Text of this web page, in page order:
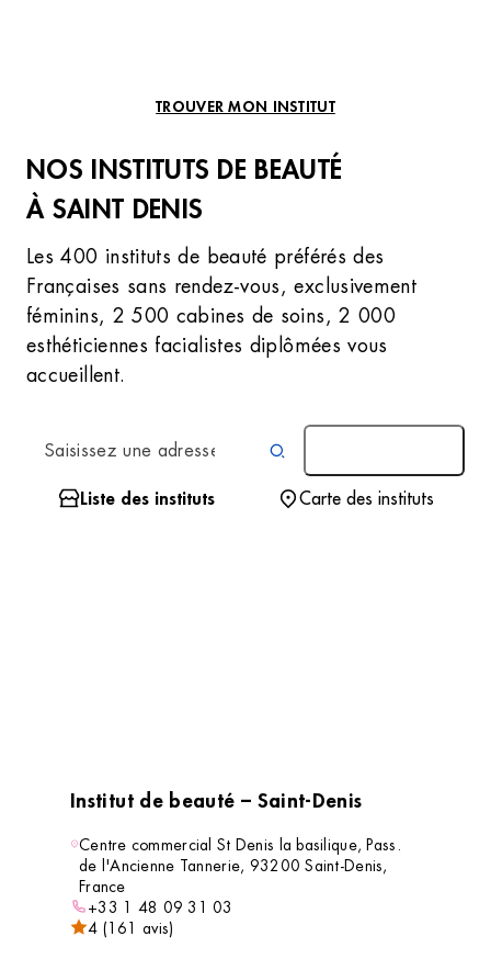
TROUVER MON INSTITUT
NOS INSTITUTS DE BEAUTÉ
À SAINT DENIS
Les 400 instituts de beauté préférés des
Françaises sans rendez-vous, exclusivement
féminins, 2 500 cabines de soins, 2 000
esthéticiennes facialistes diplômées vous
accueillent.
Liste des instituts Carte des instituts
Institut de beauté – Saint-Denis
Centre commercial St Denis la basilique, Pass.
de l'Ancienne Tannerie, 93200 Saint-Denis,
France
+33 1 48 09 31 03
4 (161 avis)